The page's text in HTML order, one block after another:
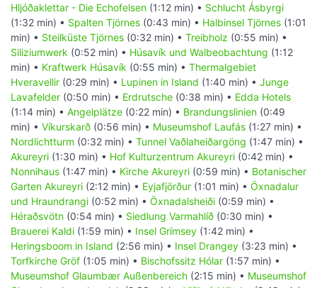
Hljóðaklettar - Die Echofelsen (1:12 min) • Schlucht Ásbyrgi
(1:32 min) • Spalten Tjörnes (0:43 min) • Halbinsel Tjörnes (1:01
min) • Steilküste Tjörnes (0:32 min) • Treibholz (0:55 min) •
Siliziumwerk (0:52 min) • Húsavík und Walbeobachtung (1:12
min) • Kraftwerk Húsavík (0:55 min) • Thermalgebiet
Hveravellir (0:29 min) • Lupinen in Island (1:40 min) • Junge
Lavafelder (0:50 min) • Erdrutsche (0:38 min) • Edda Hotels
(1:14 min) • Angelplätze (0:22 min) • Brandungslinien (0:49
min) • Víkurskarð (0:56 min) • Museumshof Laufás (1:27 min) •
Nordlichtturm (0:32 min) • Tunnel Vaðlaheiðargöng (1:47 min) •
Akureyri (1:30 min) • Hof Kulturzentrum Akureyri (0:42 min) •
Nonnihaus (1:47 min) • Kirche Akureyri (0:59 min) • Botanischer
Garten Akureyri (2:12 min) • Eyjafjörður (1:01 min) • Öxnadalur
und Hraundrangi (0:52 min) • Öxnadalsheiði (0:59 min) •
Héraðsvötn (0:54 min) • Siedlung Varmahlíð (0:30 min) •
Brauerei Kaldi (1:59 min) • Insel Grímsey (1:42 min) •
Heringsboom in Island (2:56 min) • Insel Drangey (3:23 min) •
Torfkirche Gröf (1:05 min) • Bischofssitz Hólar (1:57 min) •
Museumshof Glaumbær Außenbereich (2:15 min) • Museumshof